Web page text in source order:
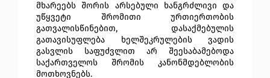
მხარეებს შორის არსებული ხანგრძლივი და
უწყვეტი შრომითი ურთიერთობის
გათვალისწინებით, დასაქმებულის
გათავისუფლება ხელშეკრულების ვადის
გასვლის საფუძვლით არ შეესაბამებოდა
საქართველოს შრომის კანონმდებლობის
მოთხოვნებს.